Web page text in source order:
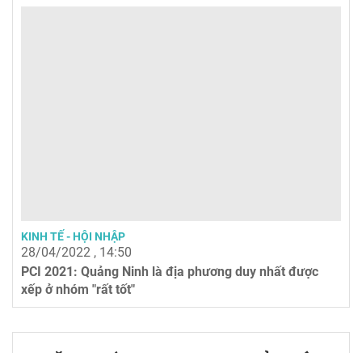
KINH TẾ - HỘI NHẬP
28/04/2022 , 14:50
PCI 2021: Quảng Ninh là địa phương duy nhất được
xếp ở nhóm "rất tốt"